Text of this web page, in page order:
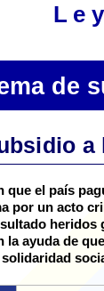
de
a
que el país
por un acto
ayuda de